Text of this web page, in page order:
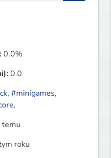
0.0%
0.0
, #minigames,
,
temu
roku